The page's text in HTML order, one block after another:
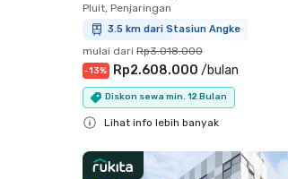
Pluit, Penjaringan
3.5 km dari Stasiun Angke
mulai dari Rp3.018.000
-13% Rp2.608.000 /bulan
Diskon sewa min. 12 Bulan
Lihat info lebih banyak